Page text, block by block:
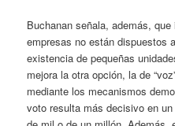
Buchanan señala, además,
empresas no están dispuestos
existencia de pequeñas
mejora la otra opción, la de
mediante los mecanismos
voto resulta más decisivo en